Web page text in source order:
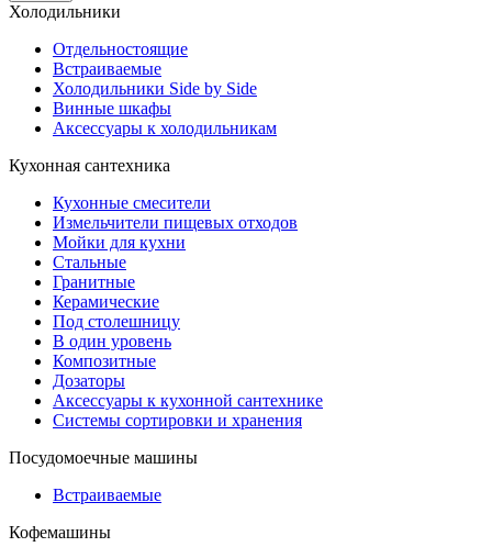
Холодильники
Отдельностоящие
Встраиваемые
Холодильники Side by Side
Винные шкафы
Аксессуары к холодильникам
Кухонная сантехника
Кухонные смесители
Измельчители пищевых отходов
Мойки для кухни
Стальные
Гранитные
Керамические
Под столешницу
В один уровень
Композитные
Дозаторы
Аксессуары к кухонной сантехнике
Системы сортировки и хранения
Посудомоечные машины
Встраиваемые
Кофемашины